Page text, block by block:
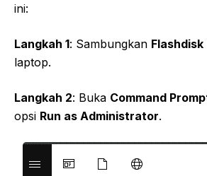
ini:
Langkah 1: Sambungkan Flashdisk
laptop.
Langkah 2: Buka Command
opsi Run as Administrator.